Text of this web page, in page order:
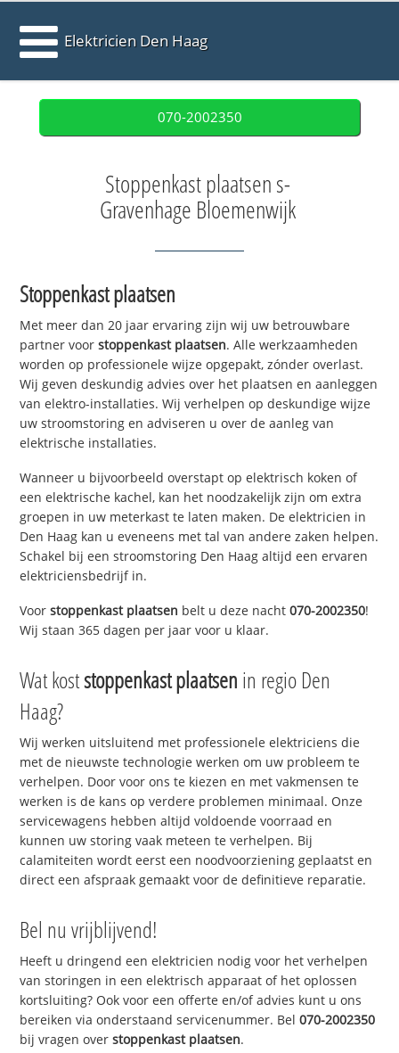
Elektricien Den Haag
070-2002350
Stoppenkast plaatsen s-
Gravenhage Bloemenwijk
Stoppenkast plaatsen
Met meer dan 20 jaar ervaring zijn wij uw betrouwbare
partner voorstoppenkast plaatsen. Alle werkzaamheden
worden op professionele wijze opgepakt, zónder overlast.
Wij geven deskundig advies over het plaatsen en aanleggen
van elektro-installaties. Wij verhelpen op deskundige wijze
uw stroomstoring en adviseren u over de aanleg van
elektrische installaties.
Wanneer u bijvoorbeeld overstapt op elektrisch koken of
een elektrische kachel, kan het noodzakelijk zijn om extra
groepen in uw meterkast te laten maken. De elektricien in
Den Haag kan u eveneens met tal van andere zaken helpen.
Schakel bij een stroomstoring Den Haag altijd een ervaren
elektriciensbedrijf in.
Voorstoppenkast plaatsen belt u deze nacht070-2002350!
Wij staan 365 dagen per jaar voor u klaar.
Wat koststoppenkast plaatsen in regio Den
Haag?
Wij werken uitsluitend met professionele elektriciens die
met de nieuwste technologie werken om uw probleem te
verhelpen. Door voor ons te kiezen en met vakmensen te
werken is de kans op verdere problemen minimaal. Onze
servicewagens hebben altijd voldoende voorraad en
kunnen uw storing vaak meteen te verhelpen. Bij
calamiteiten wordt eerst een noodvoorziening geplaatst en
direct een afspraak gemaakt voor de definitieve reparatie.
Bel nu vrijblijvend!
Heeft u dringend een elektricien nodig voor het verhelpen
van storingen in een elektrisch apparaat of het oplossen
kortsluiting? Ook voor een offerte en/of advies kunt u ons
bereiken via onderstaand servicenummer. Bel070-2002350
bij vragen overstoppenkast plaatsen.